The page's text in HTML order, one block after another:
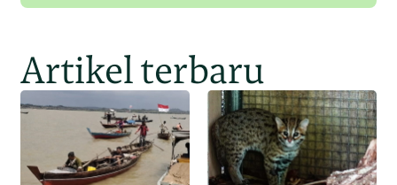
Artikel terbaru